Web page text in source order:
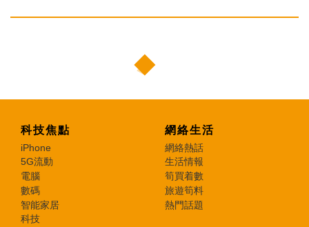
科技焦點
iPhone
5G流動
電腦
數碼
智能家居
科技
網絡生活
網絡熱話
生活情報
筍買着數
旅遊筍料
熱門話題